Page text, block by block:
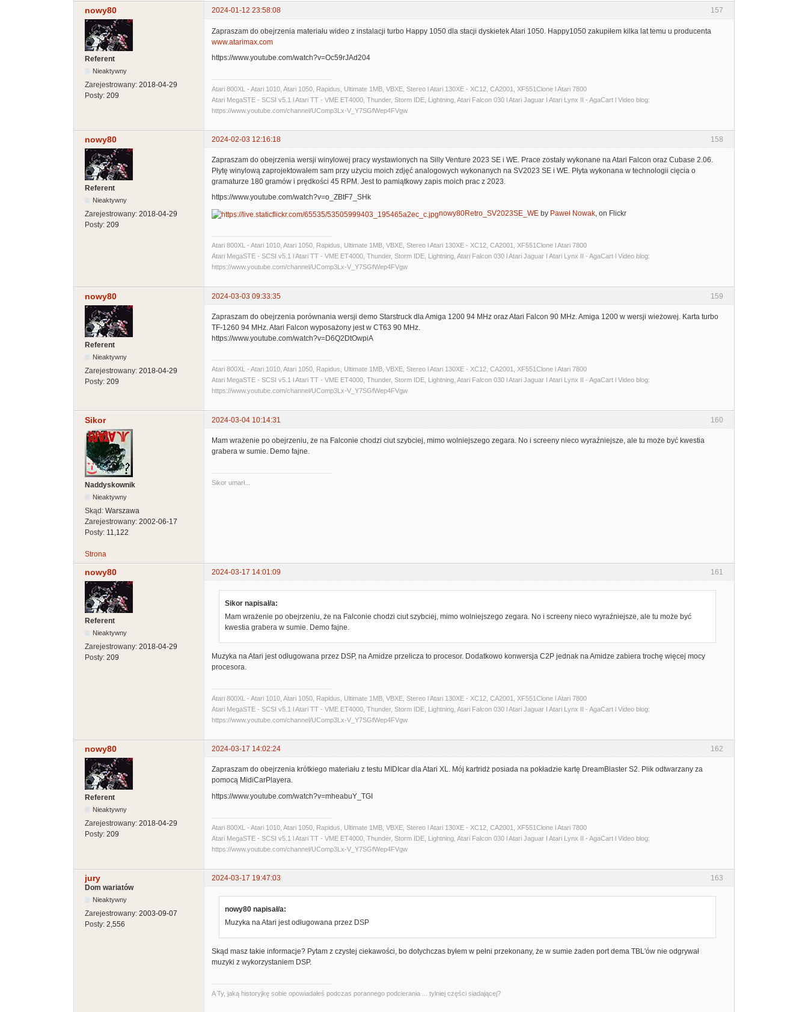
157
nowy80 2024-01-12 23:58:08
Referent
Nieaktywny
Zarejestrowany: 2018-04-29
Posty: 209
Zapraszam do obejrzenia materiału wideo z instalacji turbo Happy 1050 dla stacji dyskietek Atari 1050. Happy1050 zakupiłem kilka lat temu u producenta
www.atarimax.com
https://www.youtube.com/watch?v=Oc59rJAd204
Atari 800XL - Atari 1010, Atari 1050, Rapidus, Ultimate 1MB, VBXE, Stereo l Atari 130XE - XC12, CA2001, XF551Clone l Atari 7800
Atari MegaSTE - SCSI v5.1 l Atari TT - VME ET4000, Thunder, Storm IDE, Lightning, Atari Falcon 030 l Atari Jaguar I Atari Lynx II - AgaCart l Video blog:
https://www.youtube.com/channel/UComp3Lx-V_Y7SGfWep4FVgw
158
nowy80 2024-02-03 12:16:18
Referent
Nieaktywny
Zarejestrowany: 2018-04-29
Posty: 209
Zapraszam do obejrzenia wersji winylowej pracy wystawionych na Silly Venture 2023 SE i WE. Prace zostały wykonane na Atari Falcon oraz Cubase 2.06.
Płytę winylową zaprojektowałem sam przy użyciu moich zdjęć analogowych wykonanych na SV2023 SE i WE. Płyta wykonana w technologii cięcia o
gramaturze 180 gramów i prędkości 45 RPM. Jest to pamiątkowy zapis moich prac z 2023.
https://www.youtube.com/watch?v=o_ZBtF7_SHk
nowy80Retro_SV2023SE_WE by Paweł Nowak , on Flickr
Atari 800XL - Atari 1010, Atari 1050, Rapidus, Ultimate 1MB, VBXE, Stereo l Atari 130XE - XC12, CA2001, XF551Clone l Atari 7800
Atari MegaSTE - SCSI v5.1 l Atari TT - VME ET4000, Thunder, Storm IDE, Lightning, Atari Falcon 030 l Atari Jaguar I Atari Lynx II - AgaCart l Video blog:
https://www.youtube.com/channel/UComp3Lx-V_Y7SGfWep4FVgw
159
nowy80 2024-03-03 09:33:35
Referent
Nieaktywny
Zarejestrowany: 2018-04-29
Posty: 209
Zapraszam do obejrzenia porównania wersji demo Starstruck dla Amiga 1200 94 MHz oraz Atari Falcon 90 MHz. Amiga 1200 w wersji wieżowej. Karta turbo
TF-1260 94 MHz. Atari Falcon wyposażony jest w CT63 90 MHz.
https://www.youtube.com/watch?v=D6Q2DtOwpiA
Atari 800XL - Atari 1010, Atari 1050, Rapidus, Ultimate 1MB, VBXE, Stereo l Atari 130XE - XC12, CA2001, XF551Clone l Atari 7800
Atari MegaSTE - SCSI v5.1 l Atari TT - VME ET4000, Thunder, Storm IDE, Lightning, Atari Falcon 030 l Atari Jaguar I Atari Lynx II - AgaCart l Video blog:
https://www.youtube.com/channel/UComp3Lx-V_Y7SGfWep4FVgw
160
Sikor 2024-03-04 10:14:31
Naddyskownik
Nieaktywny
Skąd: Warszawa
Zarejestrowany: 2002-06-17
Posty: 11,122
Mam wrażenie po obejrzeniu, że na Falconie chodzi ciut szybciej, mimo wolniejszego zegara. No i screeny nieco wyraźniejsze, ale tu może być kwestia
grabera w sumie. Demo fajne.
Sikor umarł...
Strona
161
nowy80 2024-03-17 14:01:09
Referent
Nieaktywny
Zarejestrowany: 2018-04-29
Posty: 209
Sikor napisał/a:
Mam wrażenie po obejrzeniu, że na Falconie chodzi ciut szybciej, mimo wolniejszego zegara. No i screeny nieco wyraźniejsze, ale tu może być
kwestia grabera w sumie. Demo fajne.
Muzyka na Atari jest odługowana przez DSP, na Amidze przelicza to procesor. Dodatkowo konwersja C2P jednak na Amidze zabiera trochę więcej mocy
procesora.
Atari 800XL - Atari 1010, Atari 1050, Rapidus, Ultimate 1MB, VBXE, Stereo l Atari 130XE - XC12, CA2001, XF551Clone l Atari 7800
Atari MegaSTE - SCSI v5.1 l Atari TT - VME ET4000, Thunder, Storm IDE, Lightning, Atari Falcon 030 l Atari Jaguar I Atari Lynx II - AgaCart l Video blog:
https://www.youtube.com/channel/UComp3Lx-V_Y7SGfWep4FVgw
162
nowy80 2024-03-17 14:02:24
Referent
Nieaktywny
Zarejestrowany: 2018-04-29
Posty: 209
Zapraszam do obejrzenia krótkiego materiału z testu MIDIcar dla Atari XL. Mój kartridż posiada na pokładzie kartę DreamBlaster S2. Plik odtwarzany za
pomocą MidiCarPlayera.
https://www.youtube.com/watch?v=mheabuY_TGI
Atari 800XL - Atari 1010, Atari 1050, Rapidus, Ultimate 1MB, VBXE, Stereo l Atari 130XE - XC12, CA2001, XF551Clone l Atari 7800
Atari MegaSTE - SCSI v5.1 l Atari TT - VME ET4000, Thunder, Storm IDE, Lightning, Atari Falcon 030 l Atari Jaguar I Atari Lynx II - AgaCart l Video blog:
https://www.youtube.com/channel/UComp3Lx-V_Y7SGfWep4FVgw
163
jury
2024-03-17 19:47:03
Dom wariatów
Nieaktywny
Zarejestrowany: 2003-09-07
Posty: 2,556
nowy80 napisał/a:
Muzyka na Atari jest odługowana przez DSP
Skąd masz takie informacje? Pytam z czystej ciekawości, bo dotychczas byłem w pełni przekonany, że w sumie żaden port dema TBL'ów nie odgrywał
muzyki z wykorzystaniem DSP.
A Ty, jaką historyjkę sobie opowiadałeś podczas porannego podcierania ... tylniej części siadającej?